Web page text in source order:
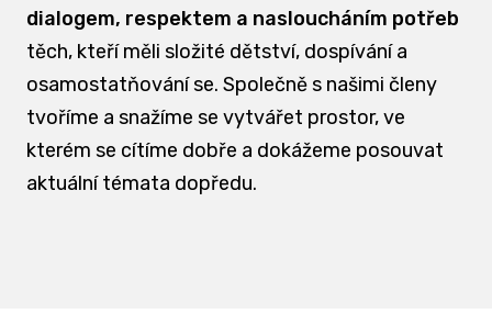
dialogem, respektem a nasloucháním potřeb
těch, kteří měli složité dětství, dospívání a
osamostatňování se. Společně s našimi členy
tvoříme a snažíme se vytvářet prostor, ve
kterém se cítíme dobře a dokážeme posouvat
aktuální témata dopředu.